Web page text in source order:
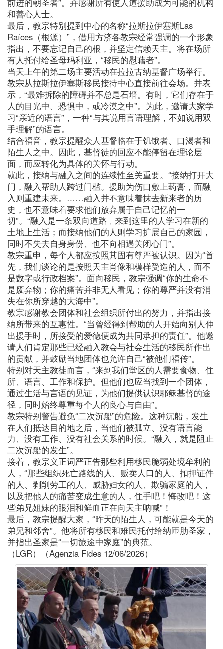
前进的朝圣者”。并感谢所有使人道援助成为可能的机构
和善心人士。
最后，教宗特别提到中心的名称“拉斯拉伊塞斯Las
Raíces（根源）”，借用方济各教宗经常强调的一个形象
指出，不要忘记自己的根，并坚定信赖天主。将在场所
有人托付给圣母玛利亚，“移民的慰藉者”。
当天上午的第二场主要活动在拉拉古纳基督广场举行。
教宗从拉斯拉伊塞斯移民接待中心直接前往会场。并表
示，“最难拆除的障碍并不总是石墙。有时，它们存在于
人的目光中、恐惧中，或冷漠之中”。为此，邀请大家学
习“亲近的语言”，一种“与其说用言语理解，不如说用双
手理解”的语言。
结合福音，教宗提醒众人基督临在于饥饿者、口渴者和
陌生人之中。因此，基督徒的回应不能停留在理论层
面，而应转化为具体的关怀与行动。
就此，接纳与融入之间的连续性至关重要。“接纳打开大
门，融入帮助人跨过门槛。援助为伤口敷上药膏，而融
入则重建未来。……融入并不意味着抹去新来者的历
史，也不意味着要求他们放弃属于自己记忆的一
切”。“融入是一条双向道路，来到这里的人学习在新的
土地上生活；而接纳他们的人则学习扩展自己的家园，
同时不失去自身身份、也不向相遇关闭心门”。
教宗重申，每个人都应按照其固有尊严被认识。因为“首
先，我们谈论的是按照天主肖像和模样受造的人，而不
是数字或行政档案”。面向移民，教宗强调“你的生命不
是废弃物；你的痛苦并非无人看见；你的尊严并没有消
失在你所穿越的大海中”。
教宗感谢教会团体和社会组织所付出的努力，并指出接
纳所带来的互惠性。“当曾经得到帮助的人开始向别人伸
出援手时，所接受的爱德便成为共同承担的责任”。他邀
请人们肯定那些已经融入教会与社会生活的移民所作出
的贡献，并鼓励当地团体也允许自己“被他们福传”。
特别对天主教徒而言，“来到我们堂区的人需要食物、住
所、语言、工作和保护。但他们也应当找到一个团体，
通过生活与言语的见证，为他们提供认识耶稣基督的途
径，同时始终尊重每个人的良心与自由”。
教宗特别警告避免“二次沉船”的危险。这种沉船，发生
在人们抵达目的地之后，当他们被孤立、没有语言能
力、没有工作、没有社会关系的时候。“融入，就是阻止
二次沉船的发生”。
接着，教宗义正词严正告那些利用移民脆弱处境牟利的
人，“那些组织死亡路线的人、贩卖人口的人、扣押证件
的人、剥削劳工的人、威胁妇女的人、欺骗家庭的人，
以及把他人的痛苦变成生意的人，住手吧！悔改吧！这
些弟兄姐妹的眼泪和鲜血正在向天主呐喊”！
最后，教宗提醒大家，“昨天的陌生人，可能就是今天的
弟兄和邻舍”。他将所有移民和难民托付给纳匝肋圣家，
并指出圣家是“一切旅途中家庭”的典范。
（LGR）（Agenzia Fides 12/06/2026）